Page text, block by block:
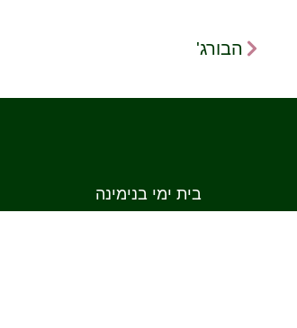
הבורג'
בית ימי בנימינה